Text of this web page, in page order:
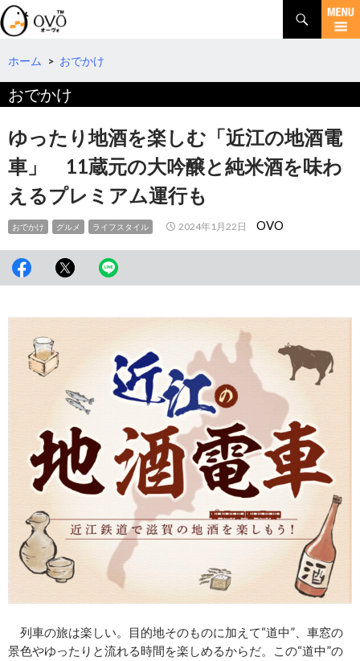
検
索
コ
テ
ツ
へ
移
動
ホーム > おでかけ
おでかけ
ゆったり地酒を楽しむ「近江の地酒電
車」 11蔵元の大吟醸と純米酒を味わ
えるプレミアム運行も
おでかけ グルメ ライフスタイル 2024年1月22日 OVO
列車の旅は楽しい。目的地そのものに加えて“道中”、車窓の
景色やゆったりと流れる時間を楽しめるからだ。この“道中”の